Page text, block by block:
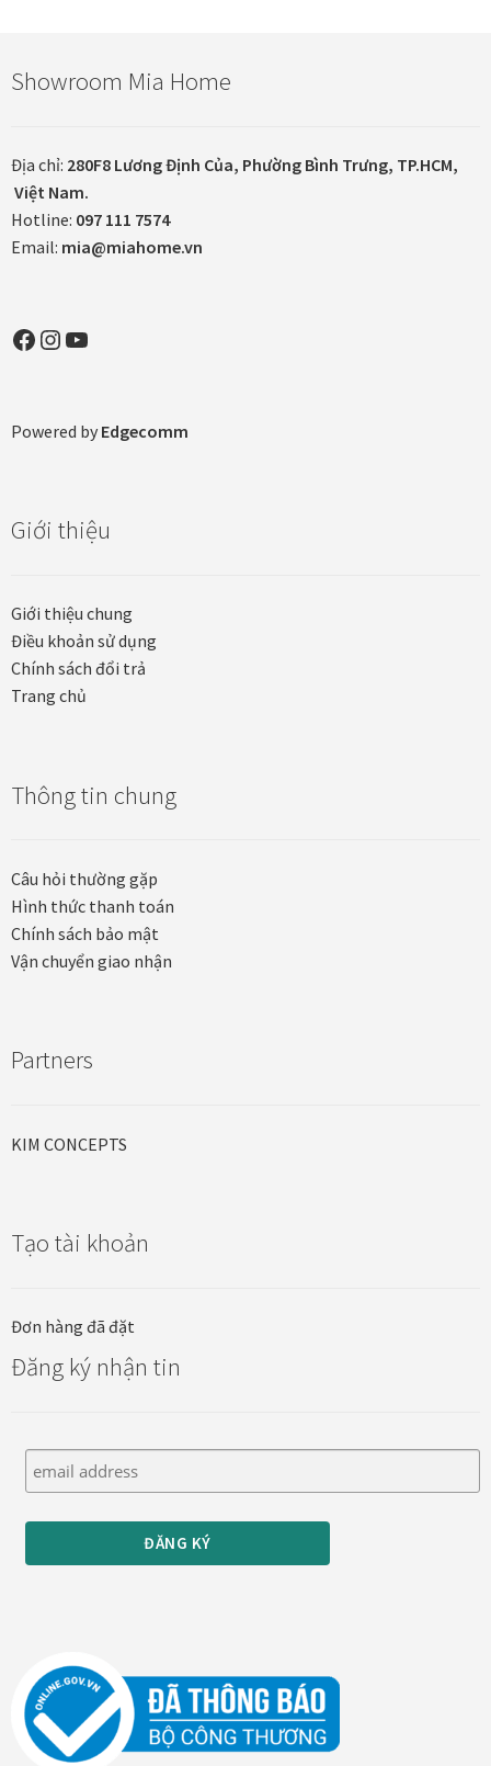
Reflections by the River
Saigon In Monochrome
Tranh ánh kim Collection
Trống Đồng Collection
Vũ khúc thiên nga Collection
Wheels of Time
Các dòng giấy in Giclee
Catalogue Bộ Sưu Tập Mã Vương
Đóng khung tranh thảm Dubai
Đóng khung tranh canvas – tranh sơn dầu
Đóng khung tranh kính cho tranh ảnh, giấy mỹ thuật,
poster, bản vẽ tay
Đóng khung tranh sơn mài
Giới Thiệu Mia Home
tượng
2023
Showroom Mia Home
Địa chỉ: 280F8 Lương Định Của, Phường Bình Trưng, TP.HCM,
Việt Nam.
Hotline: 097 111 7574
Email: mia@miahome.vn
Facebook
Instagram
YouTube
Powered by Edgecomm
Giới thiệu
Giới thiệu chung
Điều khoản sử dụng
Chính sách đổi trả
Trang chủ
Thông tin chung
Câu hỏi thường gặp
Hình thức thanh toán
Chính sách bảo mật
Vận chuyển giao nhận
Partners
KIM CONCEPTS
Tạo tài khoản
Đơn hàng đã đặt
Đăng ký nhận tin